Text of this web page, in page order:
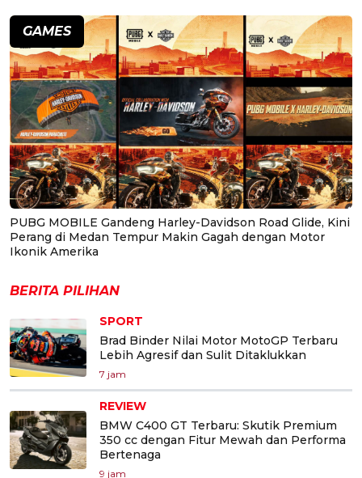
GAMES
PUBG MOBILE Gandeng Harley-Davidson Road Glide, Kini
Perang di Medan Tempur Makin Gagah dengan Motor
Ikonik Amerika
BERITA PILIHAN
SPORT
Brad Binder Nilai Motor MotoGP Terbaru
Lebih Agresif dan Sulit Ditaklukkan
7 jam
REVIEW
BMW C400 GT Terbaru: Skutik Premium
350 cc dengan Fitur Mewah dan Performa
Bertenaga
9 jam